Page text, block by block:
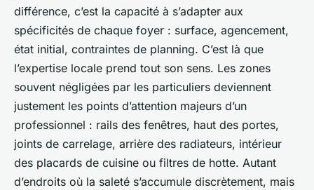
différence, c’est la capacité à s’adapter aux
spécificités de chaque foyer : surface, agencement,
état initial, contraintes de planning. C’est là que
l’expertise locale prend tout son sens. Les zones
souvent négligées par les particuliers deviennent
justement les points d’attention majeurs d’un
professionnel : rails des fenêtres, haut des portes,
joints de carrelage, arrière des radiateurs, intérieur
des placards de cuisine ou filtres de hotte. Autant
d’endroits où la saleté s’accumule discrètement, mais